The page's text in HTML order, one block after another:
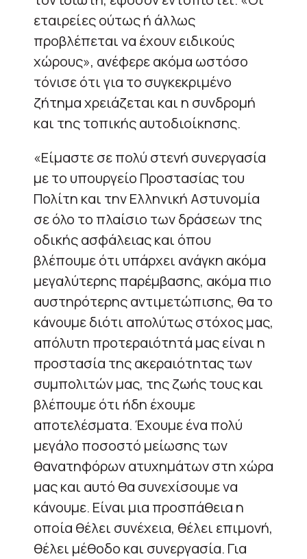
εταιρείες ούτως ή άλλως
προβλέπεται να έχουν ειδικούς
χώρους», ανέφερε ακόμα ωστόσο
τόνισε ότι για το συγκεκριμένο
ζήτημα χρειάζεται και η συνδρομή
και της τοπικής αυτοδιοίκησης.
«Είμαστε σε πολύ στενή συνεργασία
με το υπουργείο Προστασίας του
Πολίτη και την Ελληνική Αστυνομία
σε όλο το πλαίσιο των δράσεων της
οδικής ασφάλειας και όπου
βλέπουμε ότι υπάρχει ανάγκη ακόμα
μεγαλύτερης παρέμβασης, ακόμα πιο
αυστηρότερης αντιμετώπισης, θα το
κάνουμε διότι απολύτως στόχος μας,
απόλυτη προτεραιότητά μας είναι η
προστασία της ακεραιότητας των
συμπολιτών μας, της ζωής τους και
βλέπουμε ότι ήδη έχουμε
αποτελέσματα. Έχουμε ένα πολύ
μεγάλο ποσοστό μείωσης των
θανατηφόρων ατυχημάτων στη χώρα
μας και αυτό θα συνεχίσουμε να
κάνουμε. Είναι μια προσπάθεια η
οποία θέλει συνέχεια, θέλει επιμονή,
θέλει μέθοδο και συνεργασία. Για